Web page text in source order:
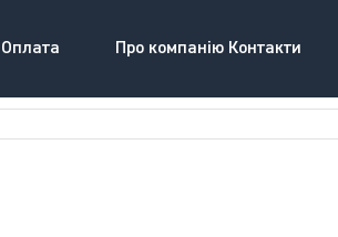
Оплата Про компанію Контакти